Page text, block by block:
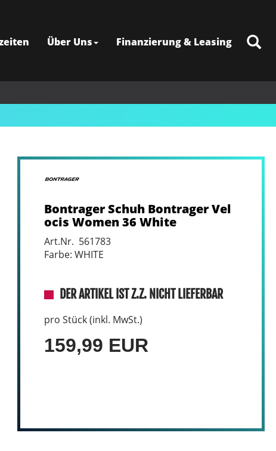
Über Uns Finanzierung & Leasing
Bontrager Schuh Bontrager Vel
ocis Women 36 White
Art.Nr. 561783
Farbe: WHITE
DER ARTIKEL IST Z.Z. NICHT LIEFERBAR
pro Stück (inkl. MwSt.)
159,99 EUR